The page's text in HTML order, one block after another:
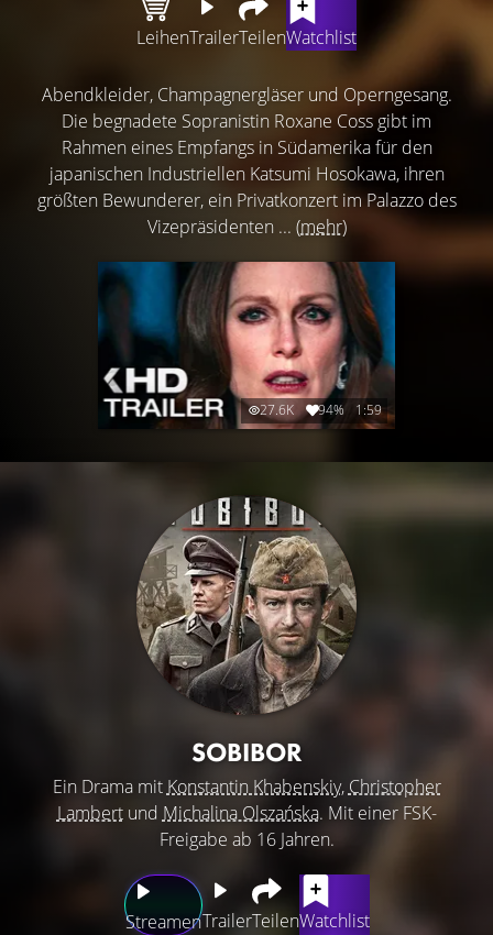
LeihenTrailerTeilenWatchlist
Abendkleider, Champagnergläser und Operngesang.
Die begnadete Sopranistin Roxane Coss gibt im
Rahmen eines Empfangs in Südamerika für den
japanischen Industriellen Katsumi Hosokawa, ihren
größten Bewunderer, ein Privatkonzert im Palazzo des
Vizepräsidenten ... (mehr)
27.6K 94% 1:59
SOBIBOR
Ein Drama mit Konstantin Khabenskiy, Christopher
Lambertund Michalina Olszańska. Mit einer FSK-
Freigabe ab 16 Jahren.
StreamenTrailerTeilenWatchlist